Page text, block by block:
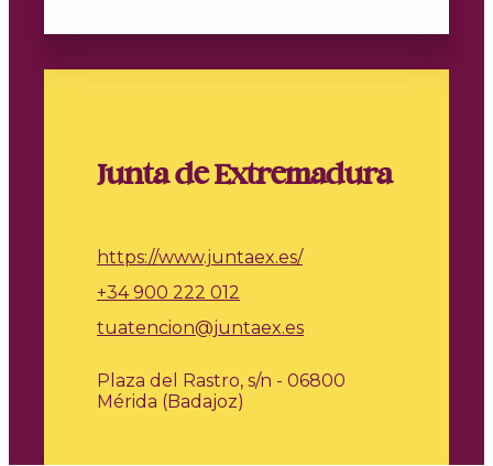
Junta de Extremadura
https://www.juntaex.es/
+34 900 222 012
tuatencion@juntaex.es
Plaza del Rastro, s/n - 06800
Mérida (Badajoz)